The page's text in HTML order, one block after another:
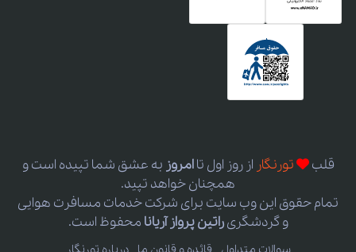
قلب تورنگار از روز اول تاامروز به عشق شما تپیده است و
همچنان خواهد تپید.
تمام حقوق این وب سایت برای شرکت خدمات مسافرت هوایی
و گردشگریراتین پرواز آریانا محفوظ است.